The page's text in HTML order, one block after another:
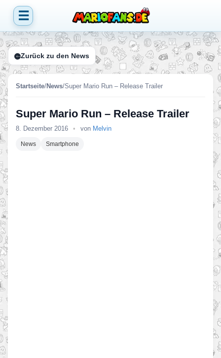
☰
Zurück zu den News
Startseite/News/Super Mario Run – Release Trailer
Super Mario Run – Release Trailer
8. Dezember 2016 • von Melvin
News Smartphone